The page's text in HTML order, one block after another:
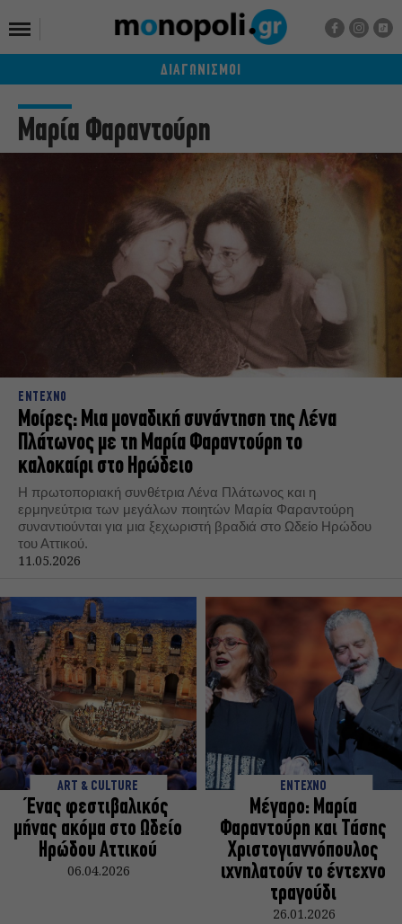
ΔΙΑΓΩΝΙΣΜΟΙ
Μαρία Φαραντούρη
ΕΝΤΕΧΝΟ
Μοίρες: Μια μοναδική συνάντηση της Λένα
Πλάτωνος με τη Μαρία Φαραντούρη το
καλοκαίρι στο Ηρώδειο
Η πρωτοποριακή συνθέτρια Λένα Πλάτωνος και η
ερμηνεύτρια των μεγάλων ποιητών Μαρία Φαραντούρη
συναντιούνται για μια ξεχωριστή βραδιά στο Ωδείο Ηρώδου
του Αττικού.
11.05.2026
ART & CULTURE
Ένας φεστιβαλικός
μήνας ακόμα στο Ωδείο
Ηρώδου Αττικού
06.04.2026
ΕΝΤΕΧΝΟ
Μέγαρο: Μαρία
Φαραντούρη και Τάσης
Χριστογιαννόπουλος
ιχνηλατούν το έντεχνο
τραγούδι
26.01.2026